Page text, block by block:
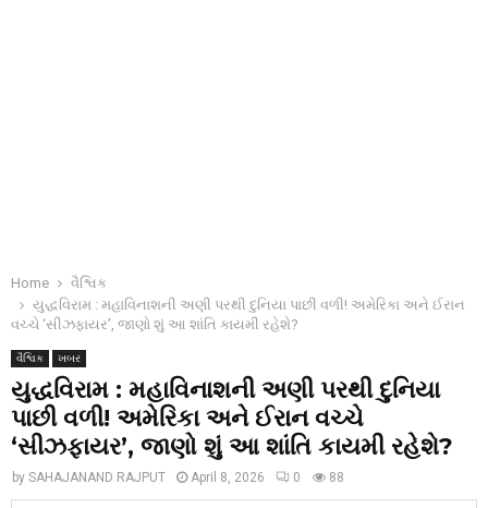
Home
વૈશ્વિક
યુદ્ધવિરામ : મહાવિનાશની અણી પરથી દુનિયા પાછી વળી! અમેરિકા અને ઈરાન
વચ્ચે ‘સીઝફાયર’, જાણો શું આ શાંતિ કાયમી રહેશે?
વૈશ્વિક ખબર
યુદ્ધવિરામ : મહાવિનાશની અણી પરથી દુનિયા
પાછી વળી! અમેરિકા અને ઈરાન વચ્ચે
‘સીઝફાયર’, જાણો શું આ શાંતિ કાયમી રહેશે?
by SAHAJANAND RAJPUT April 8, 2026 0 88